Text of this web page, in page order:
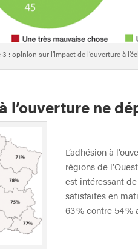
3 : opinion sur l’impact de l’ouverture à
l’ouverture ne
L’adhésion à
régions de
est intéressant
satisfaites en
63 % contre 54